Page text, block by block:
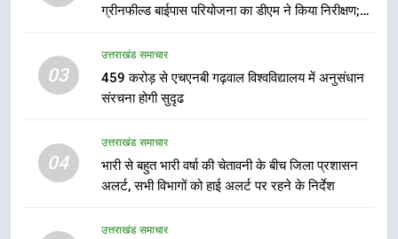
ग्रीनफील्ड बाईपास परियोजना का डीएम ने किया निरीक्षण;
सुरक्षा मानकों से कोई समझौता नहींः डीएम
03
उत्तराखंड समाचार
459 करोड़ से एचएनबी गढ़वाल विश्वविद्यालय में अनुसंधान
संरचना होगी सुदृढ
04
उत्तराखंड समाचार
भारी से बहुत भारी वर्षा की चेतावनी के बीच जिला प्रशासन
अलर्ट, सभी विभागों को हाई अलर्ट पर रहने के निर्देश
उत्तराखंड समाचार
अभियुक्त को दून पुलिस ने हरिद्वार से किया
गिरफ्तार
उत्तराखंड समाचार
भारी बारिश का अलर्ट! 6 अगस्त को
देहरादून में स्कूल बंद